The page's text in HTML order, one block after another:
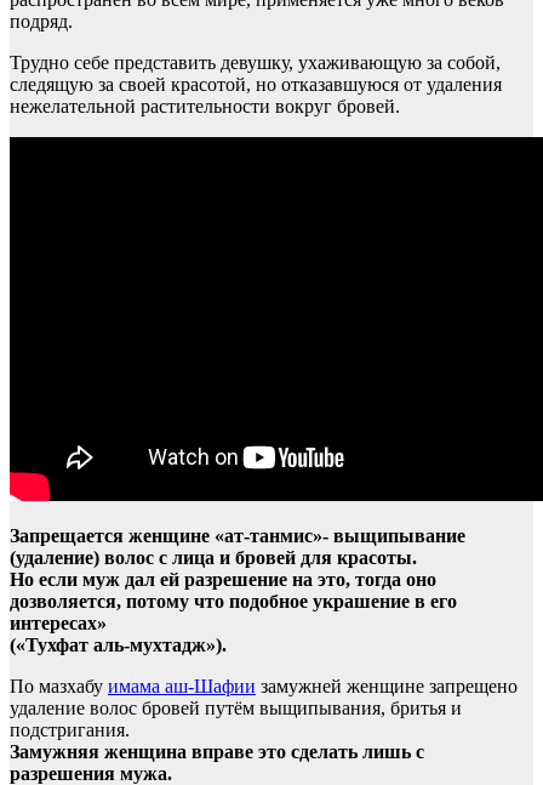
подряд.
Трудно себе представить девушку, ухаживающую за собой,
следящую за своей красотой, но отказавшуюся от удаления
нежелательной растительности вокруг бровей.
Запрещается женщине «ат-танмис»- выщипывание
(удаление) волос с лица и бровей для красоты.
Но если муж дал ей разрешение на это, тогда оно
дозволяется, потому что подобное украшение в его
интересах»
(«Тухфат аль-мухтадж»).
По мазхабу имама аш-Шафии замужней женщине запрещено
удаление волос бровей путём выщипывания, бритья и
подстригания.
Замужняя женщина вправе это сделать лишь с
разрешения мужа.